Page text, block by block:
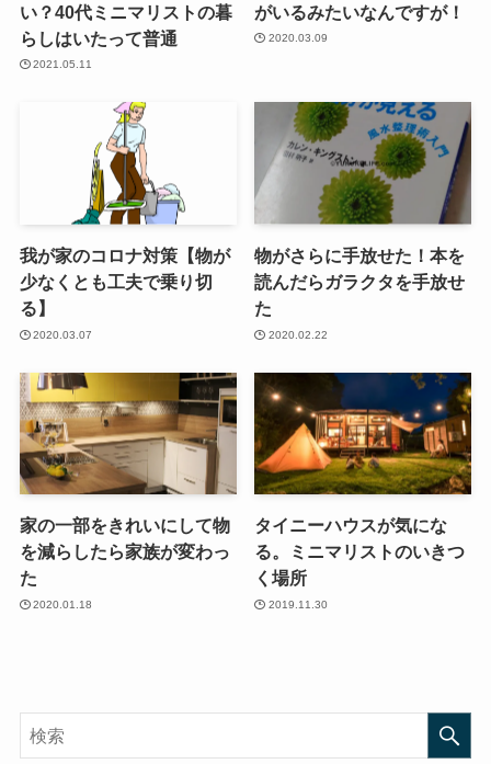
い？40代ミニマリストの暮
らしはいたって普通
2021.05.11
がいるみたいなんですが！
2020.03.09
我が家のコロナ対策【物が
少なくとも工夫で乗り切
る】
2020.03.07
物がさらに手放せた！本を
読んだらガラクタを手放せ
た
2020.02.22
家の一部をきれいにして物
を減らしたら家族が変わっ
た
2020.01.18
タイニーハウスが気にな
る。ミニマリストのいきつ
く場所
2019.11.30